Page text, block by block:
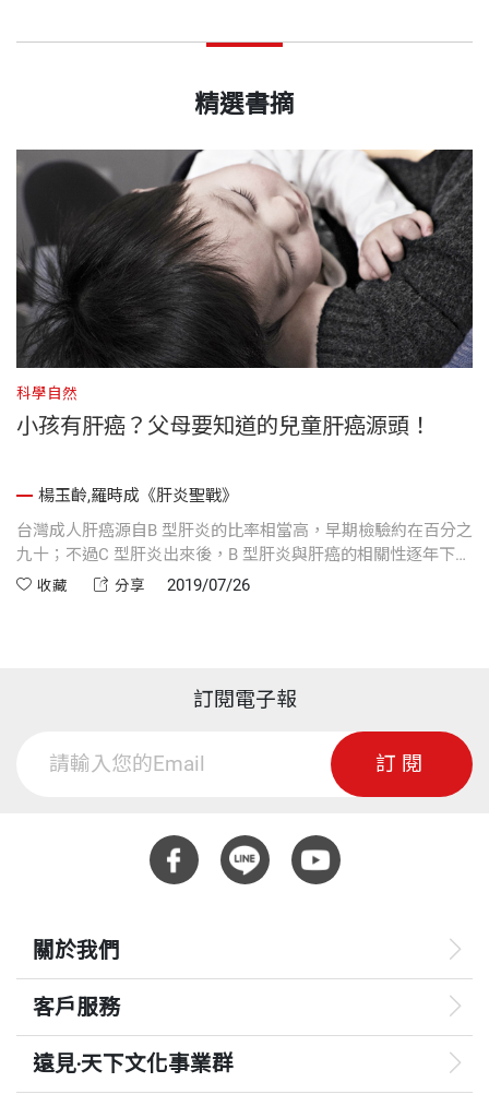
精選書摘
科學自然
小孩有肝癌？父母要知道的兒童肝癌源頭！
楊玉齡,羅時成《肝炎聖戰》
台灣成人肝癌源自B 型肝炎的比率相當高，早期檢驗約在百分之
九十；不過C 型肝炎出來後，B 型肝炎與肝癌的相關性逐年下
降，目前已降到百分之六十多。
收藏 分享 2019/07/26
訂閱電子報
訂閱
關於我們
客戶服務
遠見‧天下文化事業群